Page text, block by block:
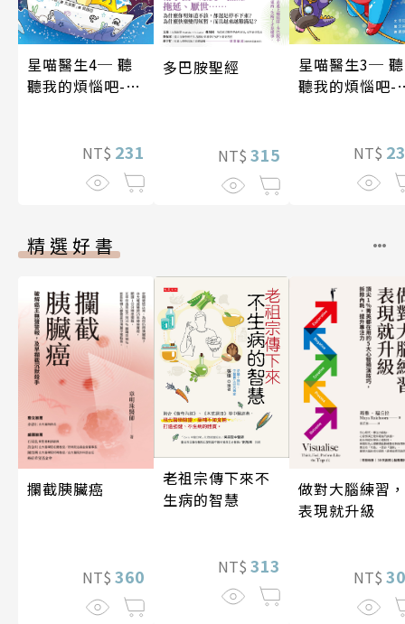
星喵醫生4─ 聽
聽我的煩惱吧-假
NT$ 231
多巴胺聖經
NT$ 315
星喵醫生3─ 聽
聽我的煩惱吧-
NT$
精選好書
攔截胰臟癌
NT$ 360
老祖宗傳下來不
生病的智慧
NT$ 313
做對大腦練習，
表現就升級
NT$